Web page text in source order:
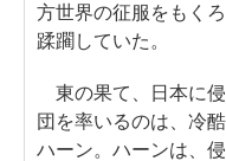
方世界の征服をもく
蹂躙していた。
東の果て、日本に
団を率いるのは、冷
ハーン。ハーンは、